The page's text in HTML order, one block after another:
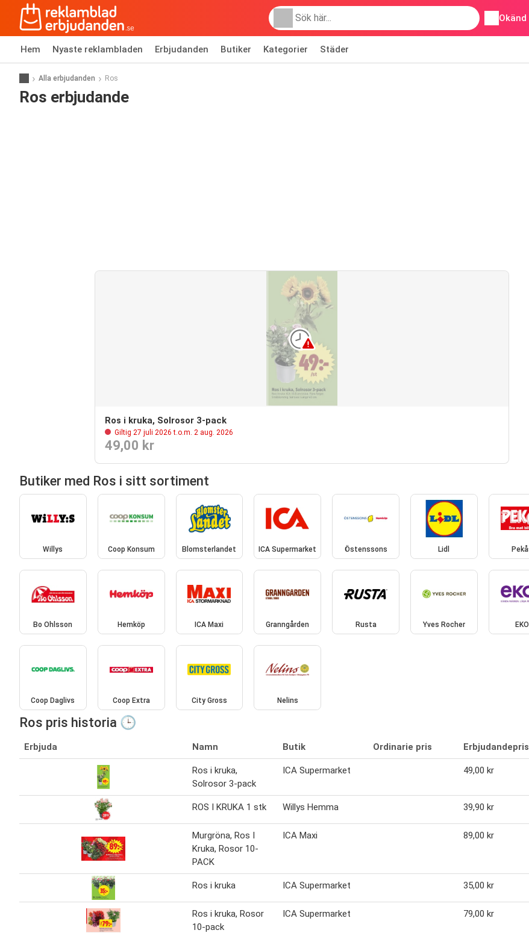
Okänd
Hem Nyaste reklambladen Erbjudanden Butiker Kategorier Städer
Alla erbjudanden Ros
Ros erbjudande
Ros i kruka, Solrosor 3-pack
Giltig 27 juli 2026 t.o.m. 2 aug. 2026
49,00 kr
Butiker med Ros i sitt sortiment
Willys Coop Konsum Blomsterlandet ICA Supermarket Östenssons Lidl
Bo Ohlsson Hemköp ICA Maxi Granngården Rusta Yves Rocher EKO
Coop Daglivs Coop Extra City Gross Nelins
Ros pris historia 🕒
Erbjuda Namn Butik Ordinarie pris Erbjudandepris
Ros i kruka,
Solrosor 3-pack
ICA Supermarket 49,00 kr
ROS I KRUKA 1 stk Willys Hemma 39,90 kr
Murgröna, Ros I
Kruka, Rosor 10-
PACK
ICA Maxi 89,00 kr
Ros i kruka ICA Supermarket 35,00 kr
Ros i kruka, Rosor
10-pack
ICA Supermarket 79,00 kr